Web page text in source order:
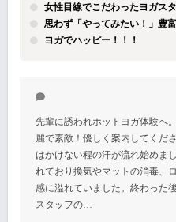
女性目線でこだわったヨガス
思わず「やってみたい！」豊
ヨガでハッピー！！！
先輩に誘われホットヨガ体験へ
麗で素敵！優しく案内してくだ
はかけない程の汗が流れ始めま
れており換気やマットの消毒、
感に溢れていました。終わった
スタッフの…